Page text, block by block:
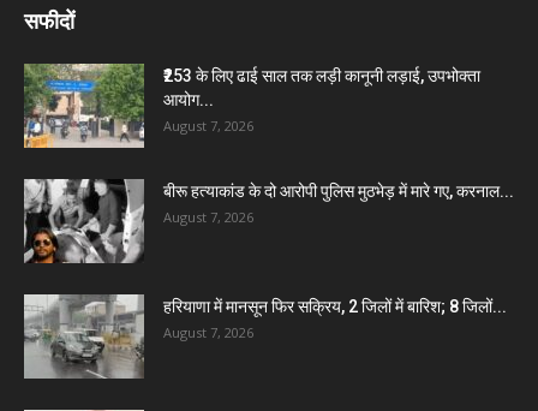
सफीदों
₹253 के लिए ढाई साल तक लड़ी कानूनी लड़ाई, उपभोक्ता
आयोग...
August 7, 2026
बीरू हत्याकांड के दो आरोपी पुलिस मुठभेड़ में मारे गए, करनाल...
August 7, 2026
हरियाणा में मानसून फिर सक्रिय, 2 जिलों में बारिश; 8 जिलों...
August 7, 2026